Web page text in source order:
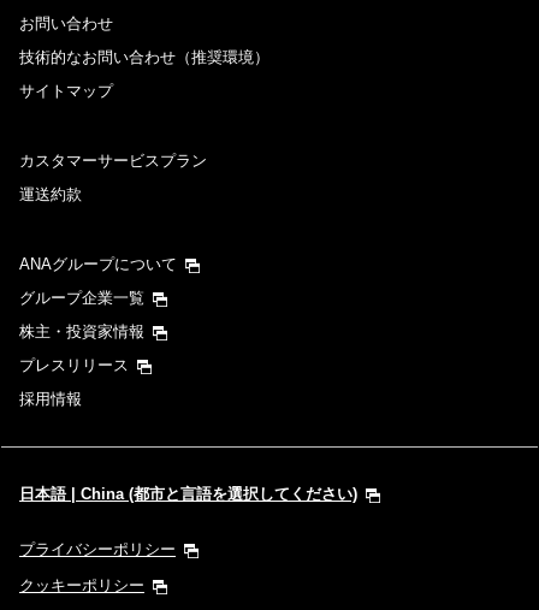
お問い合わせ
技術的なお問い合わせ（推奨環境）
サイトマップ
カスタマーサービスプラン
運送約款
ANAグループについて
グループ企業一覧
株主・投資家情報
プレスリリース
採用情報
日本語 | China (都市と言語を選択してください)
プライバシーポリシー
クッキーポリシー